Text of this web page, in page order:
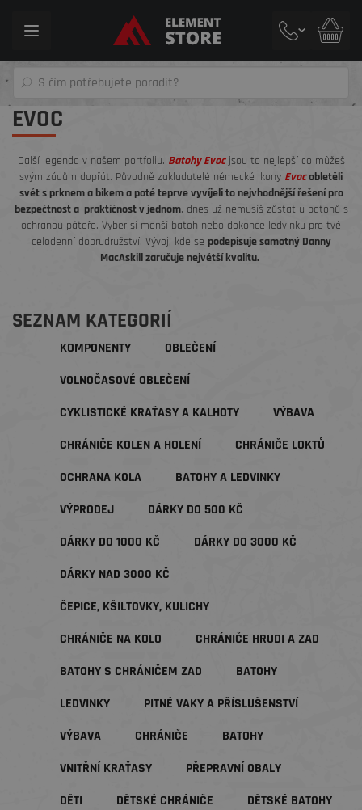
Toggle
EVOC
Další legenda v našem portfoliu. Batohy Evocjsou to nejlepší co můžeš
svým zádům dopřát. Původně zakladatelé německé ikony Evocobletěli
svět s prknem a bikem a poté teprve vyvíjeli to nejvhodnější řešení pro
bezpečtnost a praktičnost v jednom. dnes už nemusíš zůstat u batohů s
ochranou páteře. Vyber si menší batoh nebo dokonce ledvinku pro tvé
celodenní dobrudružství. Vývoj, kde se podepisuje samotný Danny
MacAskill zaručuje největší kvalitu.
SEZNAM KATEGORIÍ
KOMPONENTY
OBLEČENÍ
VOLNOČASOVÉ OBLEČENÍ
CYKLISTICKÉ KRAŤASY A KALHOTY
VÝBAVA
CHRÁNIČE KOLEN A HOLENÍ
CHRÁNIČE LOKTŮ
OCHRANA KOLA
BATOHY A LEDVINKY
VÝPRODEJ
DÁRKY DO 500 KČ
DÁRKY DO 1000 KČ
DÁRKY DO 3000 KČ
DÁRKY NAD 3000 KČ
ČEPICE, KŠILTOVKY, KULICHY
CHRÁNIČE NA KOLO
CHRÁNIČE HRUDI A ZAD
BATOHY S CHRÁNIČEM ZAD
BATOHY
LEDVINKY
PITNÉ VAKY A PŘÍSLUŠENSTVÍ
VÝBAVA
CHRÁNIČE
BATOHY
VNITŘNÍ KRAŤASY
PŘEPRAVNÍ OBALY
DĚTI
DĚTSKÉ CHRÁNIČE
DĚTSKÉ BATOHY